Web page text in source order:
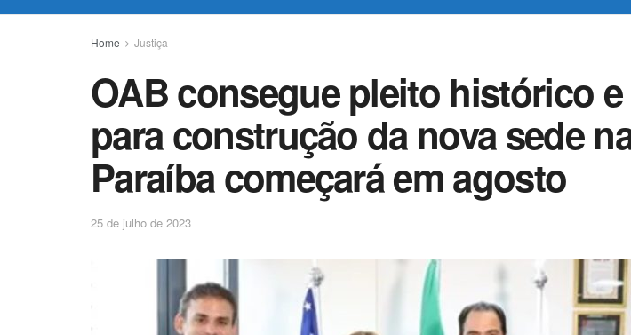
Home Justiça
OAB consegue pleito histórico
para construção da nova sede
Paraíba começará em agosto
25 de julho de 2023